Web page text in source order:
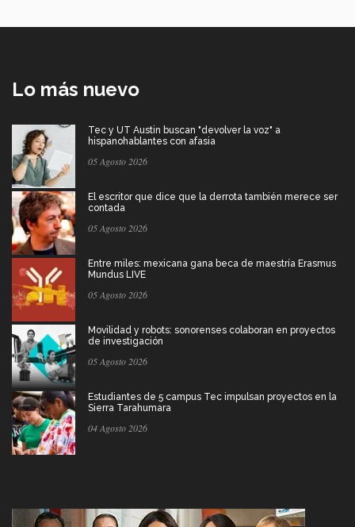
Lo más nuevo
Tec y UT Austin buscan "devolver la voz" a
hispanohablantes con afasia
05 Agosto 2026
El escritor que dice que la derrota también merece ser
contada
05 Agosto 2026
Entre miles: mexicana gana beca de maestría Erasmus
Mundus LIVE
05 Agosto 2026
Movilidad y robots: sonorenses colaboran en proyectos
de investigación
05 Agosto 2026
Estudiantes de 5 campus Tec impulsan proyectos en la
Sierra Tarahumara
04 Agosto 2026